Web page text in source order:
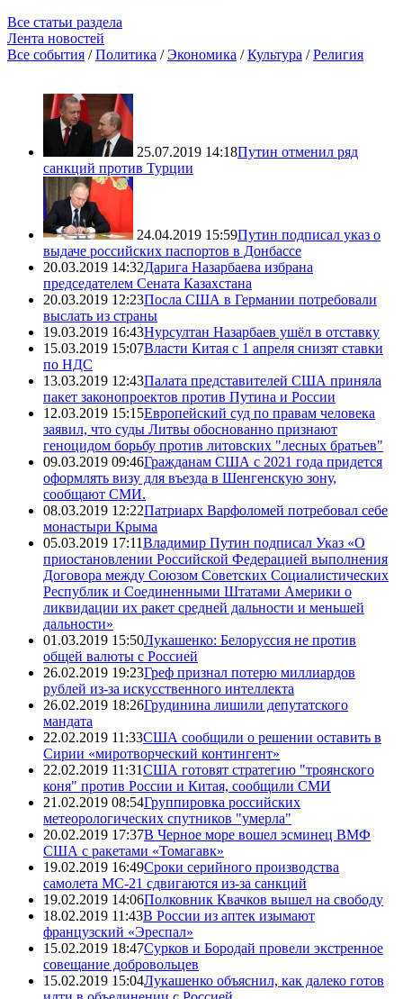
Все статьи раздела
Лента новостей
Все события /Политика /Экономика /Культура /Религия
25.07.2019 14:18Путин отменил ряд
санкций против Турции
24.04.2019 15:59Путин подписал указ о
выдаче российских паспортов в Донбассе
20.03.2019 14:32Дарига Назарбаева избрана
председателем Сената Казахстана
20.03.2019 12:23Посла США в Германии потребовали
выслать из страны
19.03.2019 16:43Нурсултан Назарбаев ушёл в отставку
15.03.2019 15:07Власти Китая с 1 апреля снизят ставки
по НДС
13.03.2019 12:43Палата представителей США приняла
пакет законопроектов против Путина и России
12.03.2019 15:15Европейский суд по правам человека
заявил, что суды Литвы обоснованно признают
геноцидом борьбу против литовских "лесных братьев"
09.03.2019 09:46Гражданам США с 2021 года придется
оформлять визу для въезда в Шенгенскую зону,
сообщают СМИ.
08.03.2019 12:22Патриарх Варфоломей потребовал себе
монастыри Крыма
05.03.2019 17:11Владимир Путин подписал Указ «О
приостановлении Российской Федерацией выполнения
Договора между Союзом Советских Социалистических
Республик и Соединенными Штатами Америки о
ликвидации их ракет средней дальности и меньшей
дальности»
01.03.2019 15:50Лукашенко: Белоруссия не против
общей валюты с Россией
26.02.2019 19:23Греф признал потерю миллиардов
рублей из-за искусственного интеллекта
26.02.2019 18:26Грудинина лишили депутатского
мандата
22.02.2019 11:33США сообщили о решении оставить в
Сирии «миротворческий контингент»
22.02.2019 11:31США готовят стратегию "троянского
коня" против России и Китая, сообщили СМИ
21.02.2019 08:54Группировка российских
метеорологических спутников "умерла"
20.02.2019 17:37В Черное море вошел эсминец ВМФ
США с ракетами «Томагавк»
19.02.2019 16:49Сроки серийного производства
самолета МС-21 сдвигаются из-за санкций
19.02.2019 14:06Полковник Квачков вышел на свободу
18.02.2019 11:43В России из аптек изымают
французский «Эреспал»
15.02.2019 18:47Сурков и Бородай провели экстренное
совещание добровольцев
15.02.2019 15:04Лукашенко объяснил, как далеко готов